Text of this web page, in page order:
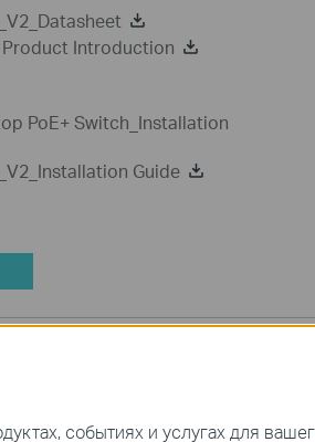
Product Introduction
PoE+ Switch_Installation
Guide
по функционалу или параметрам
событиях и услугах для